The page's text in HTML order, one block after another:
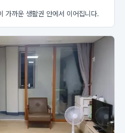
가까운 생활권 안에서 이어집니다.